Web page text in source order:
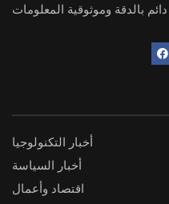
أخبار التكنولوجيا
أخبار السياسة
اقتصاد وأعمال